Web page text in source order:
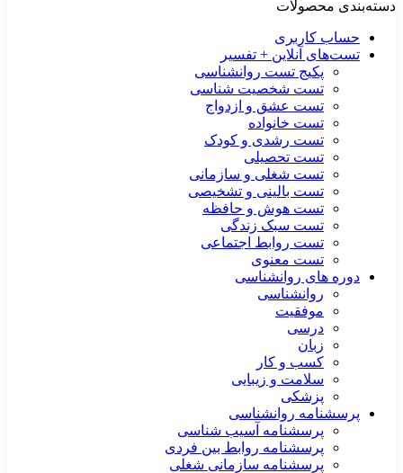
دسته‌بندی محصولات
حساب کاربری
تست‌های آنلاین + تفسیر
پکیج تست روانشناسی
تست شخصیت شناسی
تست عشق و ازدواج
تست خانواده
تست رشدی و کودک
تست تحصیلی
تست شغلی و سازمانی
تست بالینی و تشخیصی
تست هوش و حافظه
تست سبک زندگی
تست روابط اجتماعی
تست معنوی
دوره های روانشناسی
روانشناسی
موفقیت
درسی
زبان
کسب و کار
سلامت و زیبایی
پزشکی
پرسشنامه روانشناسی
پرسشنامه آسیب شناسی
پرسشنامه روابط بین فردی
پرسشنامه سازمانی شغلی